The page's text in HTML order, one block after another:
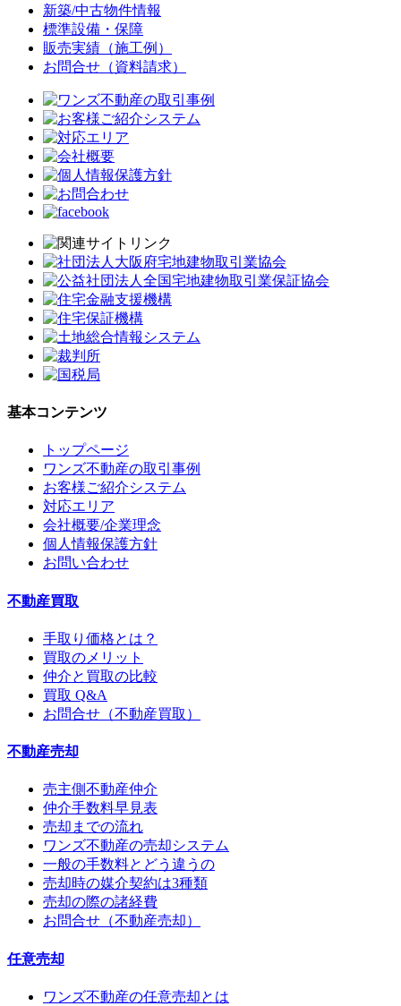
新築/中古物件情報
標準設備・保障
販売実績（施工例）
お問合せ（資料請求）
基本コンテンツ
トップページ
ワンズ不動産の取引事例
お客様ご紹介システム
対応エリア
会社概要/企業理念
個人情報保護方針
お問い合わせ
不動産買取
手取り価格とは？
買取のメリット
仲介と買取の比較
買取 Q&A
お問合せ（不動産買取）
不動産売却
売主側不動産仲介
仲介手数料早見表
売却までの流れ
ワンズ不動産の売却システム
一般の手数料とどう違うの
売却時の媒介契約は3種類
売却の際の諸経費
お問合せ（不動産売却）
任意売却
ワンズ不動産の任意売却とは